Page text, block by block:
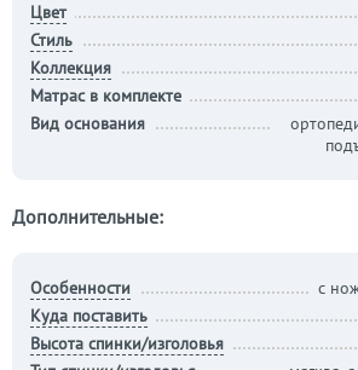
Цвет
Стиль
Коллекция
Матрас в комплекте
Вид основания
Дополнительные:
Особенности
с
Куда поставить
Высота спинки/изголовья